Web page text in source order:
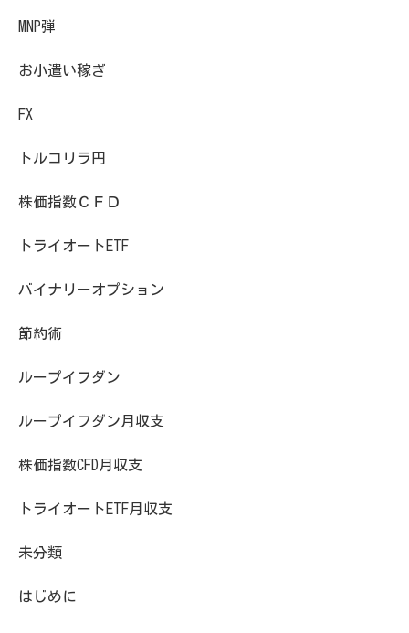
MNP弾
お小遣い稼ぎ
FX
トルコリラ円
株価指数ＣＦＤ
トライオートETF
バイナリーオプション
節約術
ループイフダン
ループイフダン月収支
株価指数CFD月収支
トライオートETF月収支
未分類
はじめに